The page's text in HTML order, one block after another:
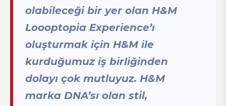
olabileceği bir yer olan H&M
Loooptopia Experience’ı
oluşturmak için H&M ile
kurduğumuz iş birliğinden
dolayı çok mutluyuz. H&M
marka DNA’sı olan stil,